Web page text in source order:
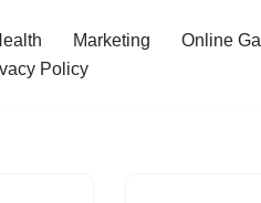
Marketing Online
Policy